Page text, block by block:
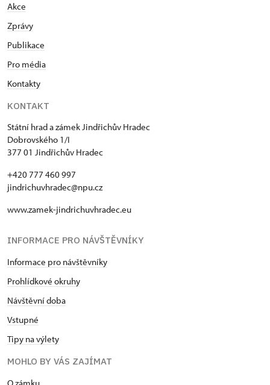
Akce
Zprávy
Publikace
Pro média
Kontakty
KONTAKT
Státní hrad a zámek Jindřichův Hradec
Dobrovského 1/I
377 01 Jindřichův Hradec
+420 777 460 997
jindrichuvhradec@npu.cz
www.zamek-jindrichuvhradec.eu
INFORMACE PRO NÁVŠTĚVNÍKY
Informace pro návštěvníky
Prohlídkové okruhy
Návštěvní doba
Vstupné
Tipy na výlety
MOHLO BY VÁS ZAJÍMAT